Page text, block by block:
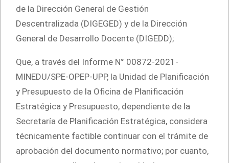
de la Dirección General de Gestión
Descentralizada (DIGEGED) y de la Dirección
General de Desarrollo Docente (DIGEDD);
Que, a través del Informe N° 00872-2021-
MINEDU/SPE-OPEP-UPP, la Unidad de Planificación
y Presupuesto de la Oficina de Planificación
Estratégica y Presupuesto, dependiente de la
Secretaría de Planificación Estratégica, considera
técnicamente factible continuar con el trámite de
aprobación del documento normativo; por cuanto,